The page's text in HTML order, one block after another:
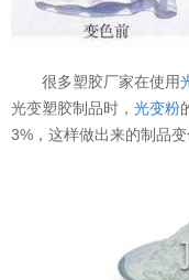
很多塑胶厂家在使用
光变塑胶制品时， 光变粉
3%，这样做出来的制品变